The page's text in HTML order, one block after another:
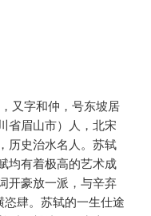
又字和仲，号东坡居
省眉山市）人，北宋
历史治水名人。苏轼
均有着极高的艺术成
开豪放一派，与辛弃
恣肆。苏轼的一生仕途